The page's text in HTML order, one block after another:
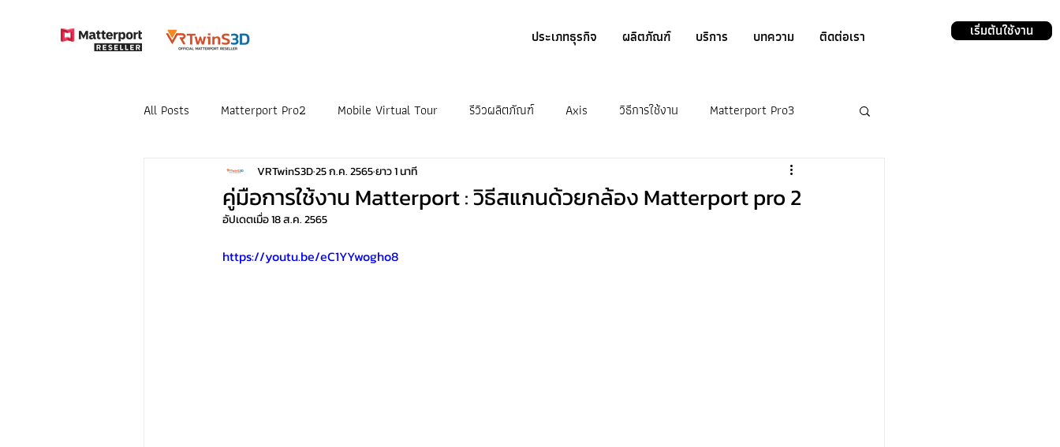
ประเภทธุรกิจ ผลิตภัณฑ์ บริการ บทความ ติดต่อเรา เริ่มต้นใช้งาน
All Posts Matterport Pro2 Mobile Virtual Tour รีวิวผลิตภัณฑ์ Axis วิธีการใช้งาน Matterport Pro3
คู่มือการใช้งาน Matterport : วิธีสแกนด้วยกล้อง Matterport pro 2
VRTwinS3D25 ก.ค. 2565ยาว 1 นาที
อัปเดตเมื่อ18 ส.ค. 2565
https://youtu.be/eC1YYwogho8